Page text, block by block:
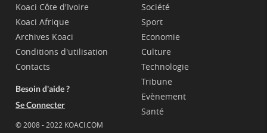
Koaci Côte d'Ivoire
Koaci Afrique
Archives Koaci
Conditions d'utilisation
Contacts
Besoin d'aide ?
Se Connecter
© 2008 - 2022 KOACI.COM
Société
Sport
Economie
Culture
Technologie
Tribune
Evènement
Santé